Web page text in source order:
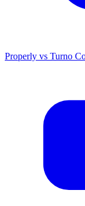
Properly vs Turno